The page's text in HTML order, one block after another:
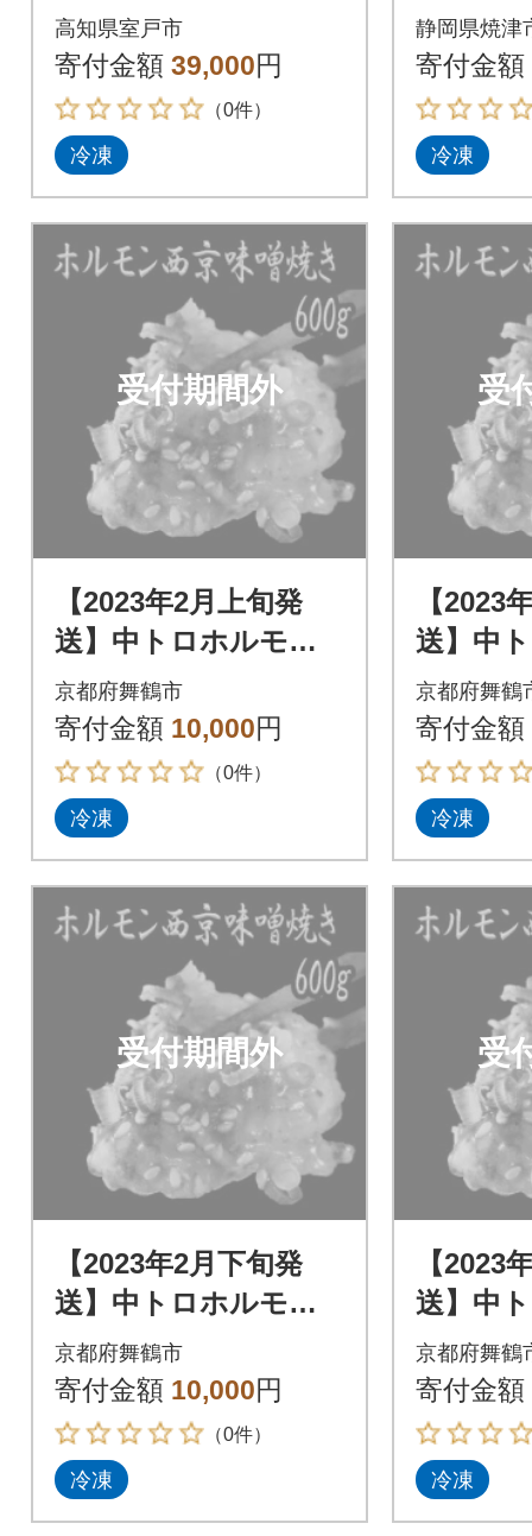
書付】
高知県室戸市
寄付金額 39,000円
（0件）
冷凍
セット
静岡県焼津
寄付金額
冷凍
受付期間外
【2023年2月上旬発
送】中トロホルモン
西京味噌焼き 600g
京都府舞鶴市
寄付金額 10,000円
（0件）
冷凍
受
【2023
送】中
西京味
京都府舞鶴
寄付金額
冷凍
受付期間外
【2023年2月下旬発
送】中トロホルモン
西京味噌焼き 600g
京都府舞鶴市
寄付金額 10,000円
（0件）
冷凍
受
【2023
送】中
西京味
京都府舞鶴
寄付金額
冷凍